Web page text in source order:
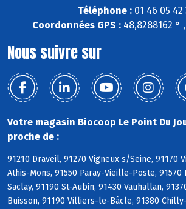
Téléphone :01 46 05 42
Coordonnées GPS : 48,8288162 °
Nous suivre sur
Votre magasin Biocoop Le Point Du
proche de :
91210 Draveil, 91270 Vigneux s/Seine, 91170
Athis-Mons, 91550 Paray-Vieille-Poste, 91570
Saclay, 91190 St-Aubin, 91430 Vauhallan,
Buisson, 91190 Villiers-le-Bâcle, 91380